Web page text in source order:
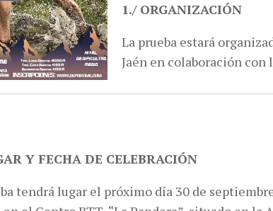
1./ ORGANIZACIÓN
La prueba estará
Jaén en colaboración con
Y FECHA DE CELEBRACIÓN
tendrá lugar el próximo día 30 de